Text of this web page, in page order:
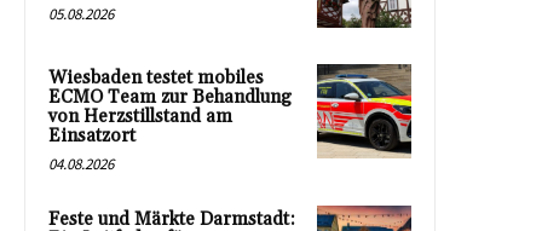
05.08.2026
Wiesbaden testet mobiles
ECMO Team zur Behandlung
von Herzstillstand am
Einsatzort
04.08.2026
Feste und Märkte Darmstadt: